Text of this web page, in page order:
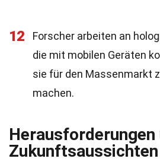
12
Forscher arbeiten an
die mit mobilen Geräten
sie für den Massenmarkt
machen.
Herausforderungen
Zukunftsaussichten